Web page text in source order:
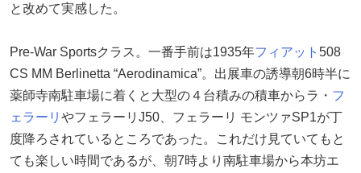
と改めて実感した。
Pre-War Sportsクラス。一番手前は1935年フィアット 508
CS MM Berlinetta “Aerodinamica”。出展車の誘導朝6時半に
薬師寺南駐車場に着くと大型の４台積みの積車からラ・ フ
ェラーリ やフェラーリJ50、フェラーリ モンツァSP1が丁
度降ろされているところであった。これだけ見ていてもと
ても楽しい時間であるが、朝7時より南駐車場から本坊エ